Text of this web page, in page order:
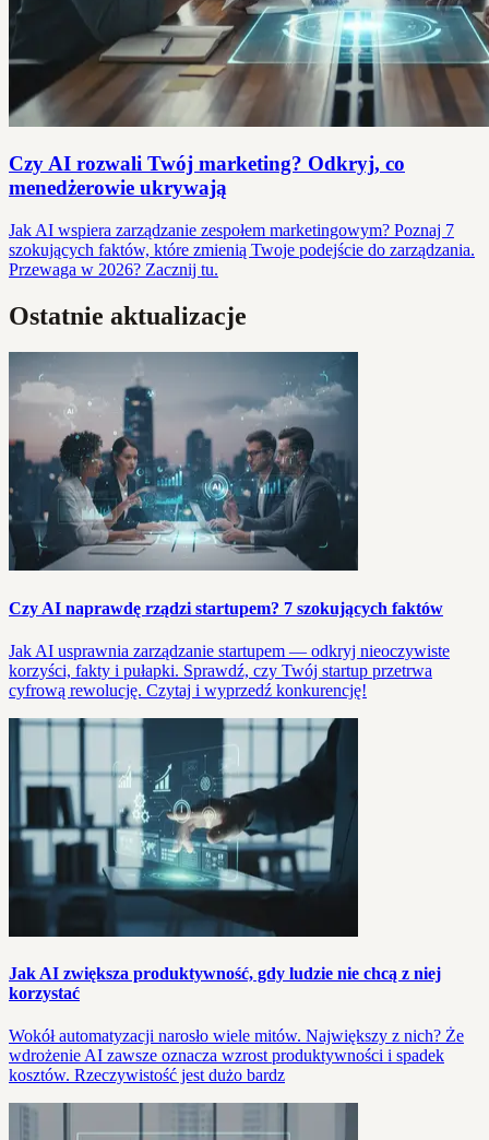
Czy AI rozwali Twój marketing? Odkryj, co
menedżerowie ukrywają
Jak AI wspiera zarządzanie zespołem marketingowym? Poznaj 7
szokujących faktów, które zmienią Twoje podejście do zarządzania.
Przewaga w 2026? Zacznij tu.
Ostatnie aktualizacje
Czy AI naprawdę rządzi startupem? 7 szokujących faktów
Jak AI usprawnia zarządzanie startupem — odkryj nieoczywiste
korzyści, fakty i pułapki. Sprawdź, czy Twój startup przetrwa
cyfrową rewolucję. Czytaj i wyprzedź konkurencję!
Jak AI zwiększa produktywność, gdy ludzie nie chcą z niej
korzystać
Wokół automatyzacji narosło wiele mitów. Największy z nich? Że
wdrożenie AI zawsze oznacza wzrost produktywności i spadek
kosztów. Rzeczywistość jest dużo bardz